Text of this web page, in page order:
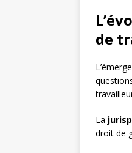
de
La
droit de